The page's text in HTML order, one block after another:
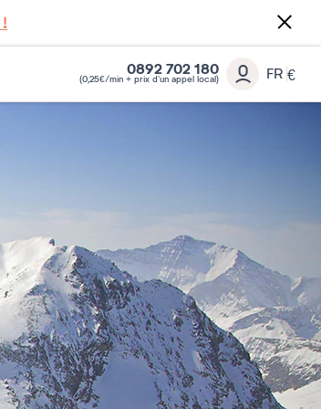
0892 702 180
(0,25€/min + prix d’un appel local) FR €